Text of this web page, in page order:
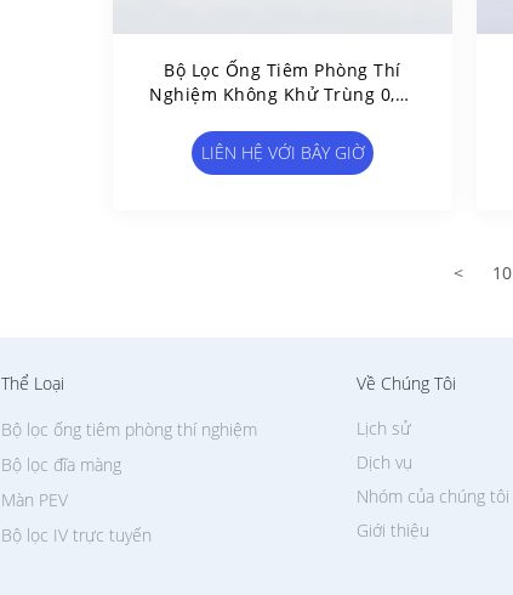
Bộ Lọc Ống Tiêm Phòng Thí
Nghiệm Không Khử Trùng 0,22
Màng Nylon
LIÊN HỆ VỚI BÂY GIỜ
< 10
Thể Loại
Bộ lọc IV trực tuyến
Bộ lọc ống tiêm phòng thí nghiệm
Bộ lọc đĩa màng
Màn PEV
Về Chúng Tôi
Giới thiệu
Lịch sử
Dịch vụ
Nhóm của chúng tôi